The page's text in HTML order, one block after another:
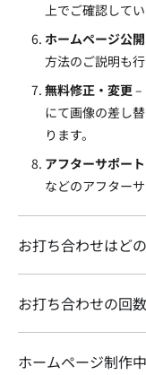
上でご確認してい
ホームページ公開
方法のご説明も行
無料修正・変更–
にて画像の差し
ります。
アフターサポート
などのアフター
お打ち合わせはど
お打ち合わせの回
ホームページ制作